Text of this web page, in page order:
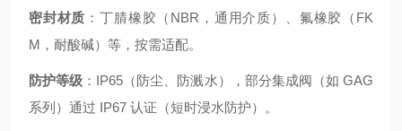
密封材质 ：丁腈橡胶（NBR，通用介质）、氟橡胶（FK
M，耐酸碱）等，按需适配。
防护等级 ：IP65（防尘、防溅水），部分集成阀（如 GAG
系列）通过 IP67 认证（短时浸水防护）
。